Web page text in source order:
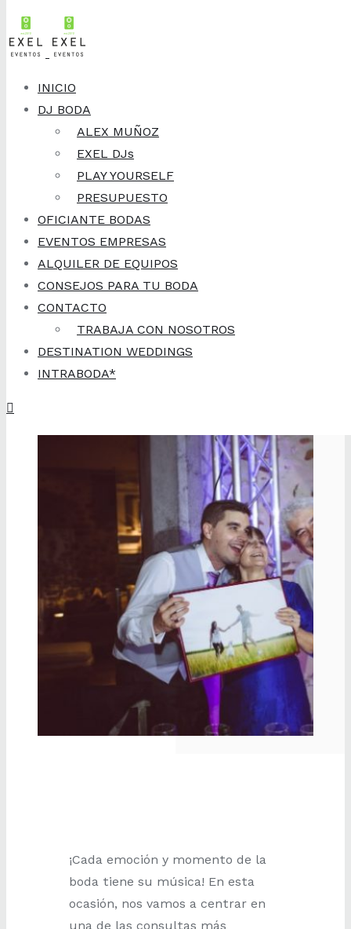
Skip to content
INICIO
DJ BODA
ALEX MUÑOZ
EXEL DJs
PLAY YOURSELF
PRESUPUESTO
OFICIANTE BODAS
EVENTOS EMPRESAS
ALQUILER DE EQUIPOS
CONSEJOS PARA TU BODA
CONTACTO
TRABAJA CON NOSOTROS
DESTINATION WEDDINGS
INTRABODA*
9 de febrero, 2019
Ideas de
canciones para los
regalos de
Abuelas, Padres y
Hermanos
Inspiración: música y animación para bodas
¡Cada emoción y momento de la
boda tiene su música! En esta
ocasión, nos vamos a centrar en
una de las consultas más